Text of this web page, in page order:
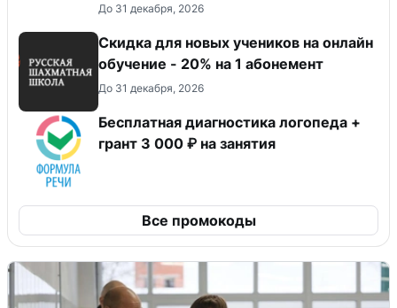
До 31 декабря, 2026
Скидка для новых учеников на онлайн
обучение - 20% на 1 абонемент
До 31 декабря, 2026
Бесплатная диагностика логопеда +
грант 3 000 ₽ на занятия
Все промокоды